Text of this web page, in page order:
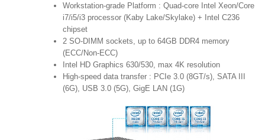
Workstation-grade Platform : Quad-core Intel Xeon/Core
i7/i5/i3 processor (Kaby Lake/Skylake) + Intel C236
chipset
2 SO-DIMM sockets, up to 64GB DDR4 memory
(ECC/Non-ECC)
Intel HD Graphics 630/530, max 4K resolution
High-speed data transfer : PCIe 3.0 (8GT/s), SATA III
(6G), USB 3.0 (5G), GigE LAN (1G)